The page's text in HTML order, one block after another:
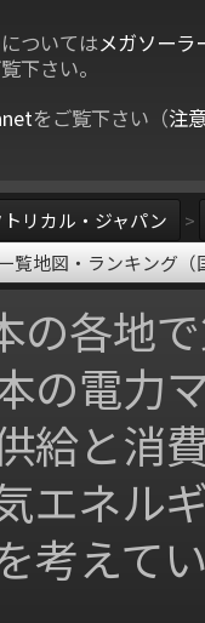
ついてはメガソーラ
下さい。
をご覧下さい（注
リカル・ジャパン
>
覧地図・ランキング
の各地
の電力
給と消
エネル
考えて